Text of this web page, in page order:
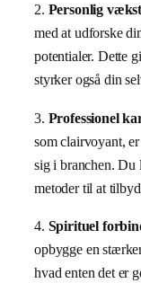
2. Personlig
med at udforske
potentialer. Dette
styrker også din
3. Professionel
som clairvoyant,
sig i branchen.
metoder til at
4. Spirituel
opbygge en
hvad enten det er